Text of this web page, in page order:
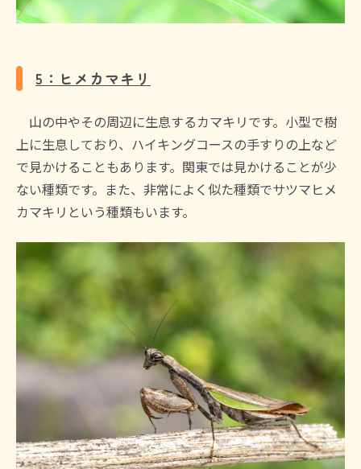
5：ヒメカマキリ
山の中やその周辺に生息するカマキリです。小型で樹
上に生息しており、ハイキングコースの手すりの上など
で見かけることもあります。関東では見かけることが少
ない種類です。また、非常によく似た種類でサツマヒメ
カマキリという種類もいます。